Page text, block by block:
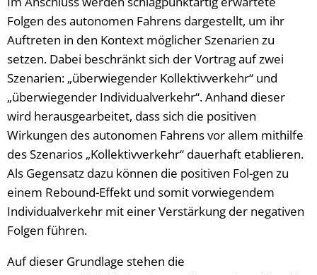
Folgen des autonomen Fahrens dargestellt, um ihr
Auftreten in den Kontext möglicher Szenarien zu
setzen. Dabei beschränkt sich der Vortrag auf zwei
Szenarien: „überwiegender Kollektivverkehr“ und
„überwiegender Individualverkehr“. Anhand dieser
wird herausgearbeitet, dass sich die positiven
Wirkungen des autonomen Fahrens vor allem mithilfe
des Szenarios „Kollektivverkehr“ dauerhaft etablieren.
Als Gegensatz dazu können die positiven Fol-gen zu
einem Rebound-Effekt und somit vorwiegendem
Individualverkehr mit einer Verstärkung der negativen
Folgen führen.
Auf dieser Grundlage stehen die